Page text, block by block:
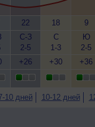
22
С-З
2-5
+26
18
С
1-3
+30
9
Ю
2-5
+36
10 дней 10-12 дней